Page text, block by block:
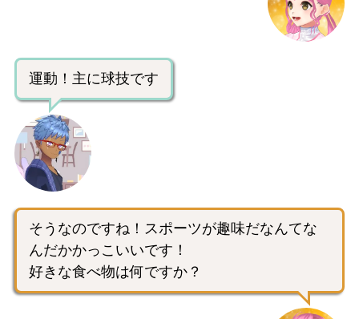
運動！主に球技です
そうなのですね！スポーツが趣味だなんてな
んだかかっこいいです！
好きな食べ物は何ですか？